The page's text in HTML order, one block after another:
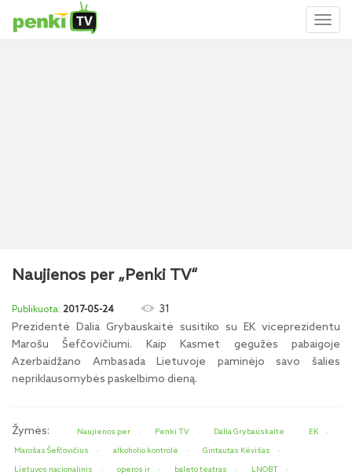
Naujienos per „Penki TV“
2017-05-24 31
Prezidentė Dalia Grybauskaitė susitiko su EK viceprezidentu
Marošu Šefčovičiumi. Kaip Kasmet gegužės pabaigoje
Azerbaidžano Ambasada Lietuvoje paminėjo savo šalies
nepriklausomybės paskelbimo dieną.
Žymės: Naujienos per Penki TV Dalia Grybauskaitė
EK
Marošas Šefčovičius
alkoholio kontrolė
Gintautas Kėvišas
Lietuvos nacionalinis
operos ir baleto teatras
LNOBT